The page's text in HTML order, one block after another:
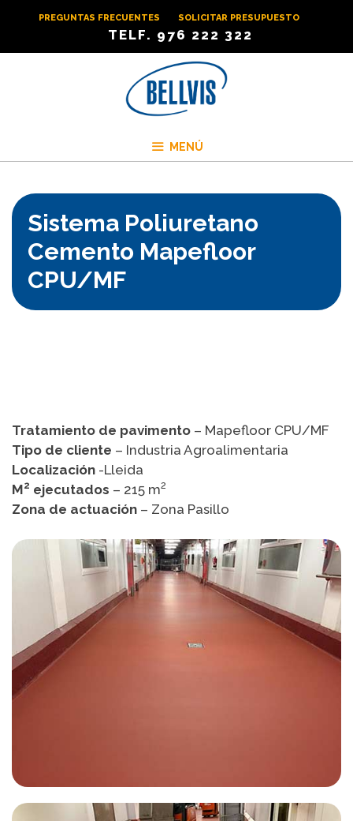
PREGUNTAS FRECUENTES SOLICITAR PRESUPUESTO
TELF. 976 222 322
MENÚ
Sistema Poliuretano
Cemento Mapefloor
CPU/MF
Tratamiento de pavimento – Mapefloor CPU/MF
Tipo de cliente – Industria Agroalimentaria
Localización -Lleida
M2 ejecutados – 215 m2
Zona de actuación – Zona Pasillo